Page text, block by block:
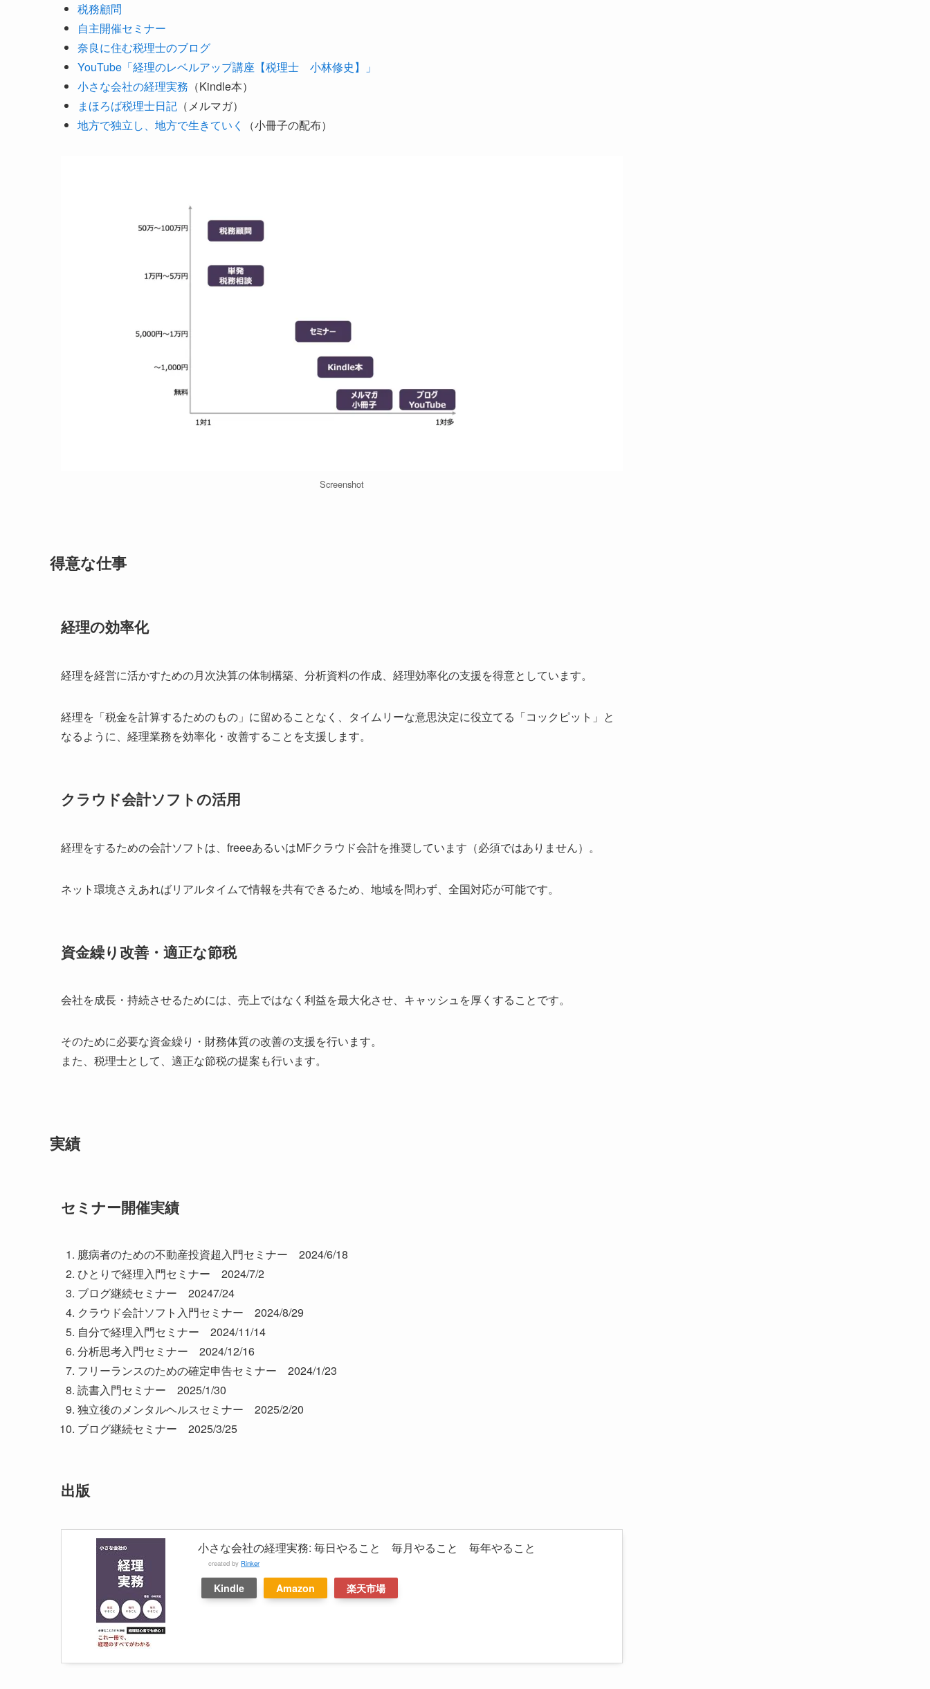
税務顧問
自主開催セミナー
奈良に住む税理士のブログ
YouTube「経理のレベルアップ講座【税理士 小林修史】」
小さな会社の経理実務 （Kindle本）
まほろば税理士日記 （メルマガ）
地方で独立し、地方で生きていく
（小冊子の配布）
Screenshot
得意な仕事
経理の効率化
経理を経営に活かすための月次決算の体制構築、分析資料の作成、経理効率化の支援を得意としています。
経理を「税金を計算するためのもの」に留めることなく、タイムリーな意思決定に役立てる「コックピット」と
なるように、経理業務を効率化・改善することを支援します。
クラウド会計ソフトの活用
経理をするための会計ソフトは、freeeあるいはMFクラウド会計を推奨しています（必須ではありません）。
ネット環境さえあればリアルタイムで情報を共有できるため、地域を問わず、全国対応が可能です。
資金繰り改善・適正な節税
会社を成長・持続させるためには、売上ではなく利益を最大化させ、キャッシュを厚くすることです。
そのために必要な資金繰り・財務体質の改善の支援を行います。
また、税理士として、適正な節税の提案も行います。
実績
セミナー開催実績
臆病者のための不動産投資超入門セミナー 2024/6/18
ひとりで経理入門セミナー 2024/7/2
ブログ継続セミナー 20247/24
クラウド会計ソフト入門セミナー 2024/8/29
自分で経理入門セミナー 2024/11/14
分析思考入門セミナー 2024/12/16
フリーランスのための確定申告セミナー 2024/1/23
読書入門セミナー 2025/1/30
独立後のメンタルヘルスセミナー 2025/2/20
ブログ継続セミナー 2025/3/25
出版
小さな会社の経理実務: 毎日やること 毎月やること 毎年やること
created by Rinker
Kindle Amazon 楽天市場